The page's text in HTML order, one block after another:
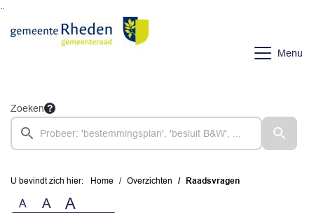
Ga naar de inhoud van deze pagina
Menu
Zoeken
U bevindt zich hier: Home Overzichten Raadsvragen
A A A